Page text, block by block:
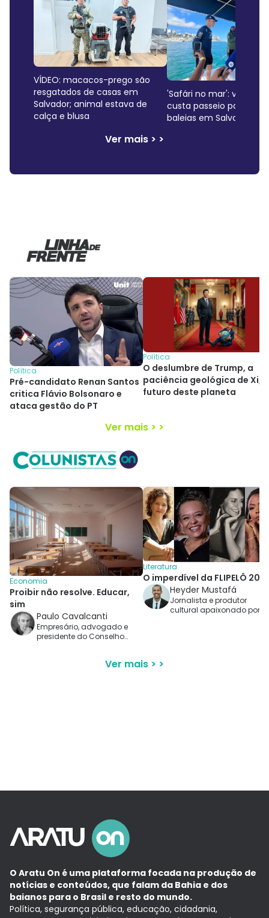
VÍDEO: macacos-prego são
resgatados de casas em
Salvador; animal estava de
calça e blusa
'Safári no mar': veja
custa passeio para
baleias em Salvador
Ver mais > >
Política
Pré-candidato Renan Santos
critica Flávio Bolsonaro e
ataca gestão do PT
Política
O deslumbre de Trump, a
paciência geológica de Xi,
futuro deste planeta
Ver mais > >
Economia
Proibir não resolve. Educar,
sim
Paulo Cavalcanti
Empresário, advogado e
presidente do Conselho
Literatura
O imperdível da FLIPELÔ
Heyder Mustafá
Jornalista e produtor
cultural apaixonado por
Ver mais > >
O Aratu On é uma plataforma focada na produção de
notícias e conteúdos, que falam da Bahia e dos
baianos para o Brasil e resto do mundo.
Política, segurança pública, educação, cidadania,